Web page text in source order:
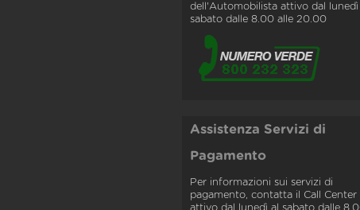
dell'Automobilista attivo dal lunedì
sabato dalle 8.00 alle 20.00
Assistenza Servizi di
Pagamento
Per informazioni sui servizi di
pagamento, contatta il Call Center